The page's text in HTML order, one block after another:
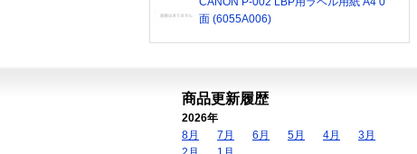
面 (6055A006)
商品更新履歴
2026年
8月
7月 6月 5月 4月
3月